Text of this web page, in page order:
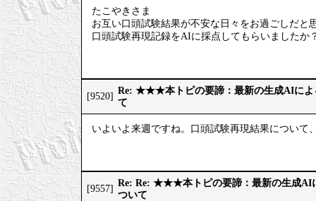
たこやきさま
お互い口頭試験結果が不安な日々をお過ごしだと
口頭試験再現記録をAIに採点してもらいましたか
[9520]
Re: ★★★本トピの要諦：最新の生成AIによ
て
いよいよ来週ですね。口頭試験再現結果につい
[9557]
Re: Re: ★★★本トピの要諦：最新の生成AI
ついて